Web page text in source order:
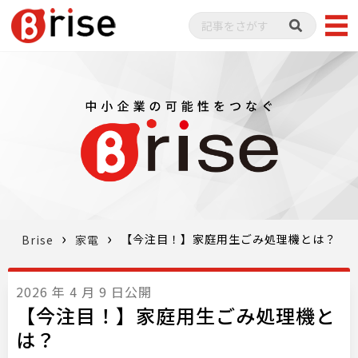
Brise 家電 【今注目！】家庭用生ごみ処理機とは？
2026 年 4 月 9 日公開
【今注目！】家庭用生ごみ処理機と
は？